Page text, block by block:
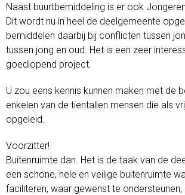
Naast buurtbemiddeling is er ook
Dit wordt nu in heel de deelgemeente
bemiddelen daarbij bij conflicten tussen
tussen jong en oud. Het is een zeer
goedlopend project.
U zou eens kennis kunnen maken met de
enkelen van de tientallen mensen die als
opgeleid.
Voorzitter!
Buitenruimte dan. Het is de taak van de
een schone, hele en veilige buitenruimte
faciliteren, waar gewenst te